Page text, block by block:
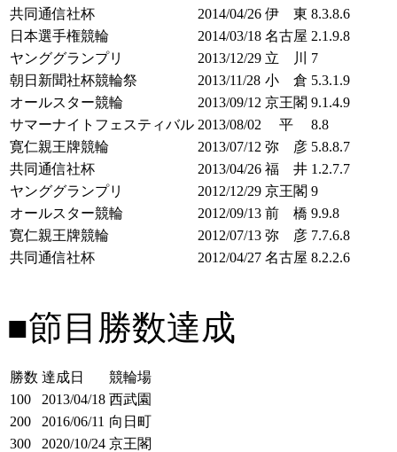
共同通信社杯
2014/04/26 伊 東 8.3.8.6
日本選手権競輪
2014/03/18 名古屋 2.1.9.8
ヤンググランプリ
2013/12/29 立 川
7
朝日新聞社杯競輪祭
2013/11/28 小 倉 5.3.1.9
オールスター競輪
2013/09/12 京王閣 9.1.4.9
サマーナイトフェスティバル 2013/08/02 平
8.8
寛仁親王牌競輪
2013/07/12 弥 彦 5.8.8.7
共同通信社杯
2013/04/26 福 井 1.2.7.7
ヤンググランプリ
2012/12/29 京王閣 9
オールスター競輪
2012/09/13 前 橋 9.9.8
寛仁親王牌競輪
2012/07/13 弥 彦 7.7.6.8
共同通信社杯
2012/04/27 名古屋 8.2.2.6
■節目勝数達成
勝数 達成日
競輪場
100
2013/04/18 西武園
200
2016/06/11 向日町
300
2020/10/24 京王閣